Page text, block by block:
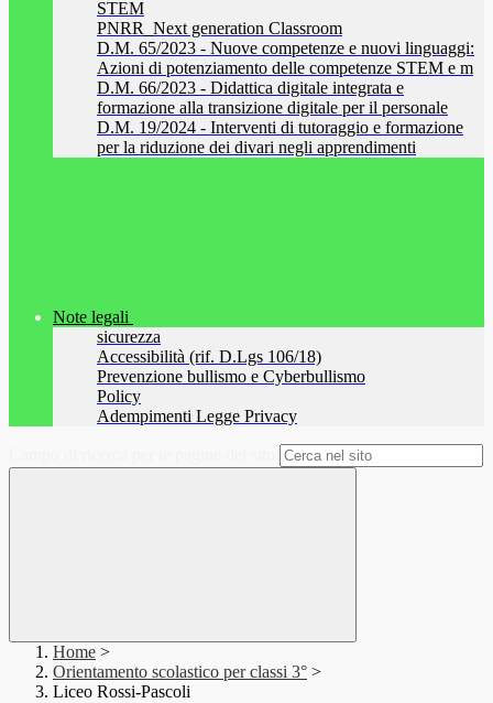
STEM
PNRR_Next generation Classroom
D.M. 65/2023 - Nuove competenze e nuovi linguaggi:
Azioni di potenziamento delle competenze STEM e m
D.M. 66/2023 - Didattica digitale integrata e
formazione alla transizione digitale per il personale
D.M. 19/2024 - Interventi di tutoraggio e formazione
per la riduzione dei divari negli apprendimenti
Note legali
sicurezza
Accessibilità (rif. D.Lgs 106/18)
Prevenzione bullismo e Cyberbullismo
Policy
Adempimenti Legge Privacy
Home >
Orientamento scolastico per classi 3° >
Liceo Rossi-Pascoli